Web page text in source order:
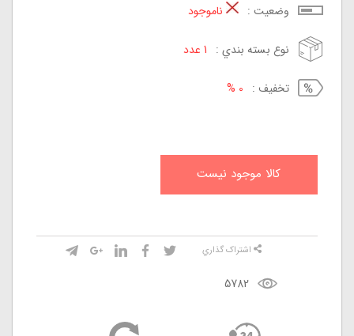
وضعيت : ناموجود
نوع بسته بندي : 1 عدد
تخفيف : 0 %
کالا موجود نيست
5782
اشتراک گذاري